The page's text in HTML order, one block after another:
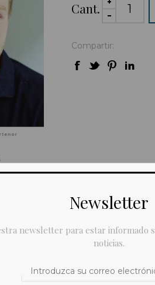
Cant.
Compartir:
Newsletter
newsletter para estar informado
noticias.